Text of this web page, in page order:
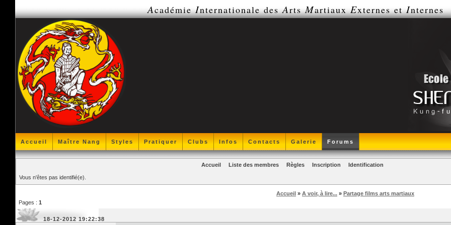
AcadémieInternationale desArtsMartiauxExternes etInternes
Accueil Maître Nang Styles Pratiquer Clubs Infos Contacts Galerie Forums
Accueil Liste des membres Règles Inscription Identification
Vous n'êtes pas identifié(e).
Accueil » A voir, à lire... » Partage films arts martiaux
Pages : 1
18-12-2012 19:22:38